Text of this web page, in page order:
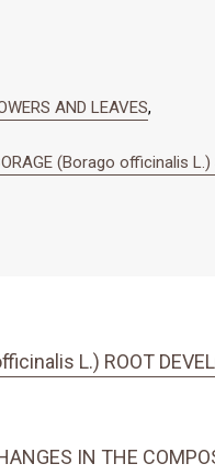
AND LEAVES,
(Borago officinalis L.)
L.) ROOT
IN THE